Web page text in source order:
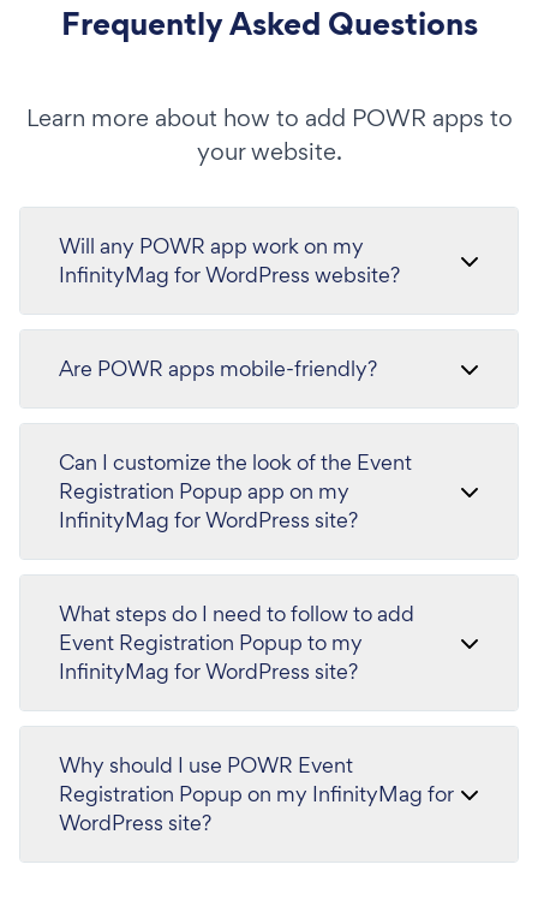
Frequently Asked Questions
Learn more about how to add POWR apps to
your website.
Will any POWR app work on my
InfinityMag for WordPress website?
Are POWR apps mobile-friendly?
Can I customize the look of the Event
Registration Popup app on my
InfinityMag for WordPress site?
What steps do I need to follow to add
Event Registration Popup to my
InfinityMag for WordPress site?
Why should I use POWR Event
Registration Popup on my InfinityMag for
WordPress site?